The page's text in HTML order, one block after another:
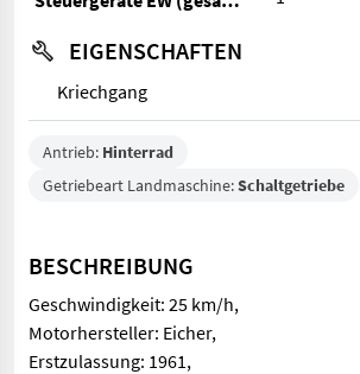
EIGENSCHAFTEN
Kriechgang
Antrieb: Hinterrad
Getriebeart Landmaschine:Schaltgetriebe
BESCHREIBUNG
Geschwindigkeit: 25 km/h,
Motorhersteller: Eicher,
Erstzulassung: 1961,